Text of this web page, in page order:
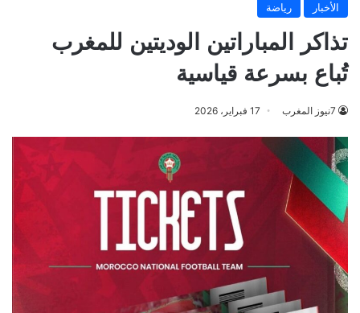
الأخبار رياضة
تذاكر المباراتين الوديتين للمغرب
تُباع بسرعة قياسية
7نيوز المغرب 17 فبراير، 2026